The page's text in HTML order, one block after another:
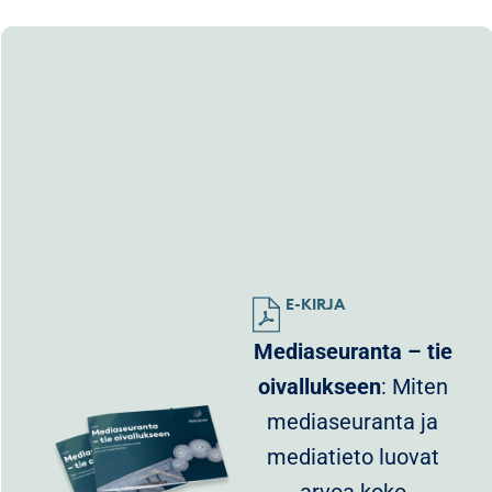
E-KIRJA
Mediaseuranta – tie
oivallukseen: Miten
mediaseuranta ja
mediatieto luovat